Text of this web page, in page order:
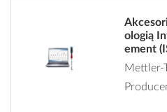
ologią
ement
Mettler-